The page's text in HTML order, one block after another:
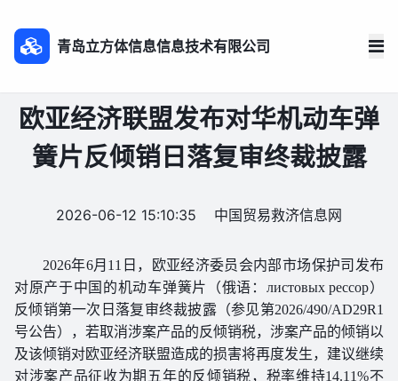
青岛立方体信息信息技术有限公司
欧亚经济联盟发布对华机动车弹
簧片反倾销日落复审终裁披露
2026-06-12 15:10:35 中国贸易救济信息网
2026年6月 11 日，欧亚经济委员会内部市场保护司发布
对原产于中国 的机动车弹簧片（俄语： листовых рессор）
反倾销第一次 日落复审终裁披露（参见第2026/490/AD29R1
号公告），若取消涉案产品的反倾销税，涉案产品的倾销以
及该倾销对欧亚经济联盟造成的损害将再度发生，建议继续
对涉案产品征收为期五年的反倾销税，税率维持14.11%不